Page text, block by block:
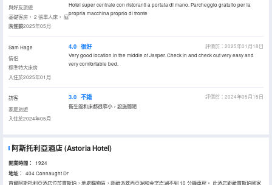
與好友旅遊
基礎客房， 2 張單人床， 庭
院景觀
入住於2025年05月
Hotel super centrale con ristoranti a portata di mano. Parcheggio gratuito per la
propria macchina proprio di fronte
Sam Hage
情侶
標準特大床房
入住於2025年01月
4.0 很好
評價於：2025年01月18日
Very good location in the middle of Jasper. Check in and check out very easy and
very comfortable bed.
訪客
家庭旅遊
入住於2024年05月
3.0 不錯
評價於：2024年05月15日
衞生間和床都很窄小，設施簡陋
阿斯托利亞酒店(Astoria Hotel)
開業時間： 1924
地址：
404 Connaught Dr
首爾阿斯托利亞酒店位於賈斯珀，地處購物區，距離派翠西亞湖和金字塔湖不到 10 分鐘車程。 此酒店距離賈斯珀國家